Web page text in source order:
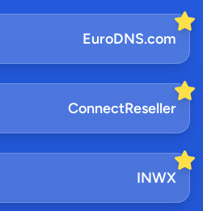
EuroDNS.com
ConnectReseller
INWX